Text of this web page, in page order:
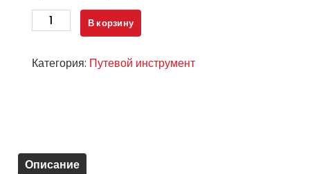
Количество
товара
очистки
В корзину
Категория: Путевой инструмент
Описание